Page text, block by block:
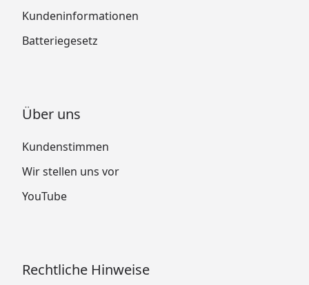
Kundeninformationen
Batteriegesetz
Über uns
Kundenstimmen
Wir stellen uns vor
YouTube
Rechtliche Hinweise